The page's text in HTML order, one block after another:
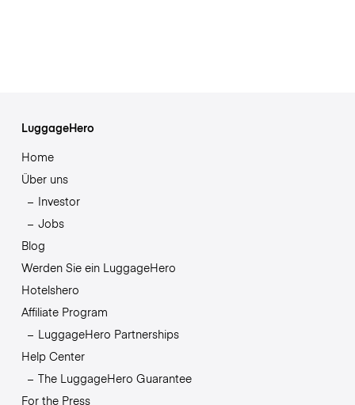
LuggageHero
Home
Über uns
Investor
Jobs
Blog
Werden Sie ein LuggageHero
Hotelshero
Affiliate Program
LuggageHero Partnerships
Help Center
The LuggageHero Guarantee
For the Press